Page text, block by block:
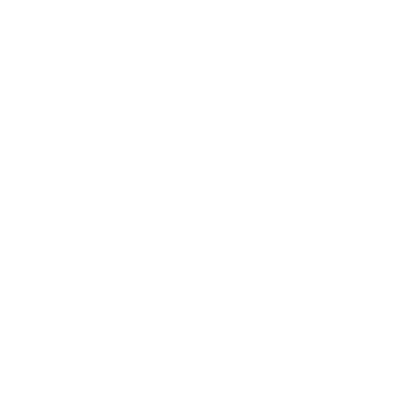
مقعد شاغر على الإفطار
اقتصادي في انتظار حلم